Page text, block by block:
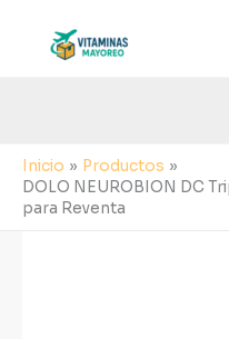
contenido
Inicio
Productos
DOLO NEUROBION DC
para Reventa